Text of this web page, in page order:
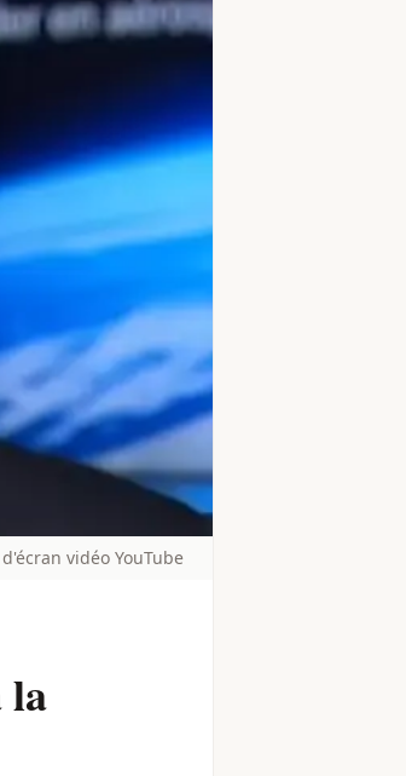
vidéo YouTube
la